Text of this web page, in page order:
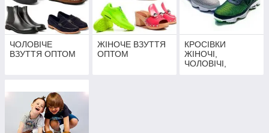
ЧОЛОВІЧЕ
ВЗУТТЯ ОПТОМ
ЖІНОЧЕ ВЗУТТЯ
ОПТОМ
КРОСІВКИ
ЖІНОЧІ,
ЧОЛОВІЧІ,